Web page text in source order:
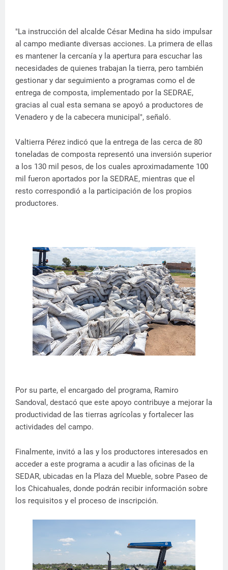
"La instrucción del alcalde César Medina ha sido impulsar
al campo mediante diversas acciones. La primera de ellas
es mantener la cercanía y la apertura para escuchar las
necesidades de quienes trabajan la tierra, pero también
gestionar y dar seguimiento a programas como el de
entrega de composta, implementado por la SEDRAE,
gracias al cual esta semana se apoyó a productores de
Venadero y de la cabecera municipal", señaló.
Valtierra Pérez indicó que la entrega de las cerca de 80
toneladas de composta representó una inversión superior
a los 130 mil pesos, de los cuales aproximadamente 100
mil fueron aportados por la SEDRAE, mientras que el
resto correspondió a la participación de los propios
productores.
Por su parte, el encargado del programa, Ramiro
Sandoval, destacó que este apoyo contribuye a mejorar la
productividad de las tierras agrícolas y fortalecer las
actividades del campo.
Finalmente, invitó a las y los productores interesados en
acceder a este programa a acudir a las oficinas de la
SEDAR, ubicadas en la Plaza del Mueble, sobre Paseo de
los Chicahuales, donde podrán recibir información sobre
los requisitos y el proceso de inscripción.